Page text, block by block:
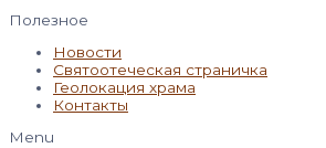
Полезное
Новости
Святоотеческая страничка
Геолокация храма
Контакты
Menu